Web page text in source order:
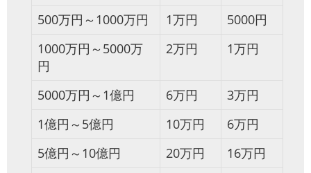
500万円～1000万円
1万円
5000円
1000万円～5000万
円
2万円 1万円
5000万円～1億円 6万円
3万円
1億円～5億円
10万円
6万円
5億円～10億円
20万円
16万円